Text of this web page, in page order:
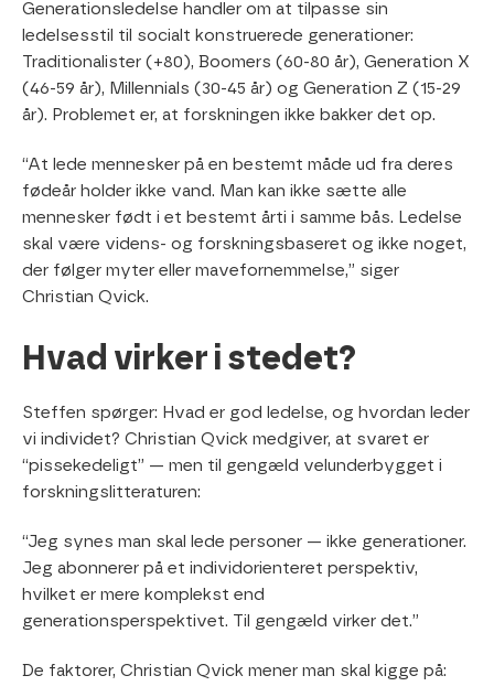
Generationsledelse handler om at tilpasse sin
ledelsesstil til socialt konstruerede generationer:
Traditionalister (+80), Boomers (60-80 år), Generation X
(46-59 år), Millennials (30-45 år) og Generation Z (15-29
år). Problemet er, at forskningen ikke bakker det op.
“At lede mennesker på en bestemt måde ud fra deres
fødeår holder ikke vand. Man kan ikke sætte alle
mennesker født i et bestemt årti i samme bås. Ledelse
skal være videns- og forskningsbaseret og ikke noget,
der følger myter eller mavefornemmelse,” siger
Christian Qvick.
Hvad virker i stedet?
Steffen spørger: Hvad er god ledelse, og hvordan leder
vi individet? Christian Qvick medgiver, at svaret er
“pissekedeligt” — men til gengæld velunderbygget i
forskningslitteraturen:
“Jeg synes man skal lede personer — ikke generationer.
Jeg abonnerer på et individorienteret perspektiv,
hvilket er mere komplekst end
generationsperspektivet. Til gengæld virker det.”
De faktorer, Christian Qvick mener man skal kigge på: